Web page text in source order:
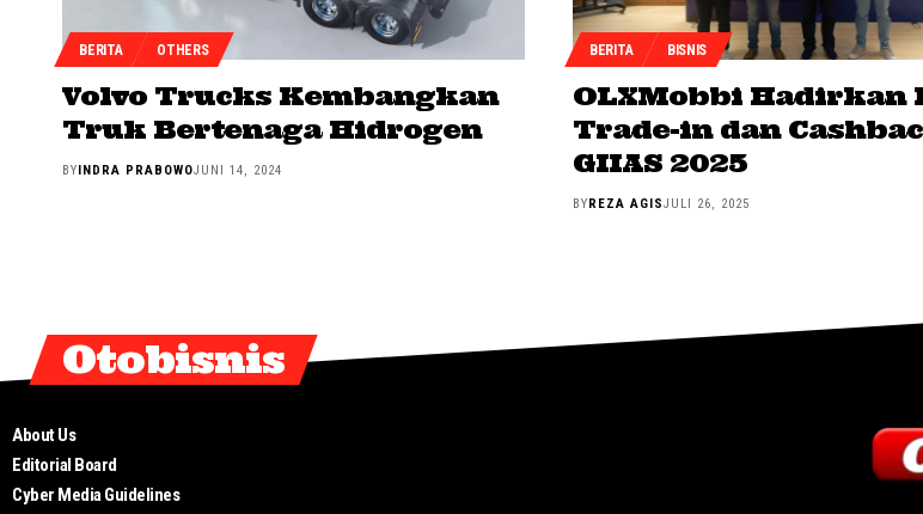
BERITA OTHERS
Volvo Trucks Kembangkan
Truk Bertenaga Hidrogen
BYINDRA PRABOWOJUNI 14, 2024
BERITA BISNIS
OLXMobbi Hadirkan
Trade-in dan
GIIAS 2025
BYREZA AGISJULI 26, 2025
Otobisnis
About Us
Editorial Board
Cyber Media Guidelines